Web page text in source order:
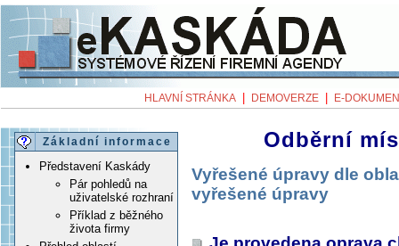
HLAVNÍ STRÁNKA DEMOVERZE E-
Základní informace
Představení Kaskády
Pár pohledů na
uživatelské rozhraní
Příklad z běžného
života firmy
Odběrní
Vyřešené úpravy dle
vyřešené úpravy